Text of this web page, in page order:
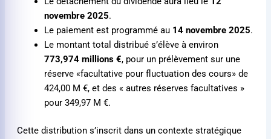
novembre 2025.
Le paiement est programmé au 14 novembre 2025.
Le montant total distribué s’élève à environ
773,974 millions €, pour un prélèvement sur une
réserve «facultative pour fluctuation des cours» de
424,00 M €, et des « autres réserves facultatives »
pour349,97 M €.
Cette distribution s’inscrit dans un contexte stratégique